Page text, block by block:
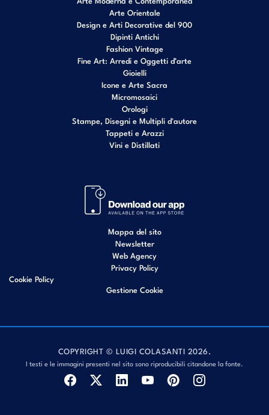
Arte Orientale
Design e Arti Decorative del 900
Dipinti Antichi
Fashion Vintage
Fine Art: Arredi e Oggetti d’arte
Gioielli
Icone e Arte Sacra
Micromosaici
Orologi
Stampe, Disegni e Multipli d'autore
Tappeti e Arazzi
Vini e Distillati
Mappa del sito
Newsletter
Web Agency
Privacy Policy
Cookie Policy
Gestione Cookie
COPYRIGHT © LUIGI COLASANTI 2026.
I testi e le immagini presenti nel sito sono riproducibili citandone la fonte.